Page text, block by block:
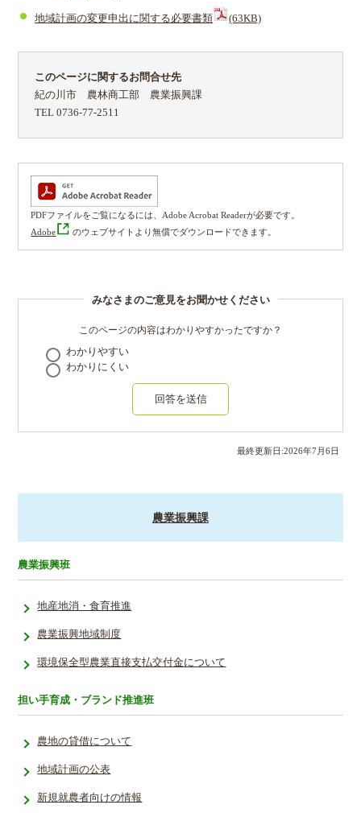
地域計画の変更申出に関する必要書類 (63KB)
このページに関するお問合せ先
紀の川市 農林商工部 農業振興課
TEL 0736-77-2511
PDFファイルをご覧になるには、Adobe Acrobat Readerが必要です。
Adobe
のウェブサイトより無償でダウンロードできます。
みなさまのご意見をお聞かせください
このページの内容はわかりやすかったですか？
わかりやすい
わかりにくい
回答を送信
最終更新日:2026年7月6日
農業振興課
農業振興班
地産地消・食育推進
農業振興地域制度
環境保全型農業直接支払交付金について
担い手育成・ブランド推進班
農地の貸借について
地域計画の公表
新規就農者向けの情報